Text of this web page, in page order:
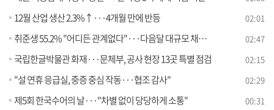
12월 산업 생산 2.3%↑···4개월 만에 반등 02:01
취준생 55.2% "어디든 관계없다"···다음달 대규모 채용박람회 02:47
국립한글박물관 화재···문체부, 공사 현장 13곳 특별 점검 02:15
"설 연휴 응급실, 중증 중심 작동···협조 감사" 02:29
제5회 한국수어의 날···"차별 없이 당당하게 소통" 00:31